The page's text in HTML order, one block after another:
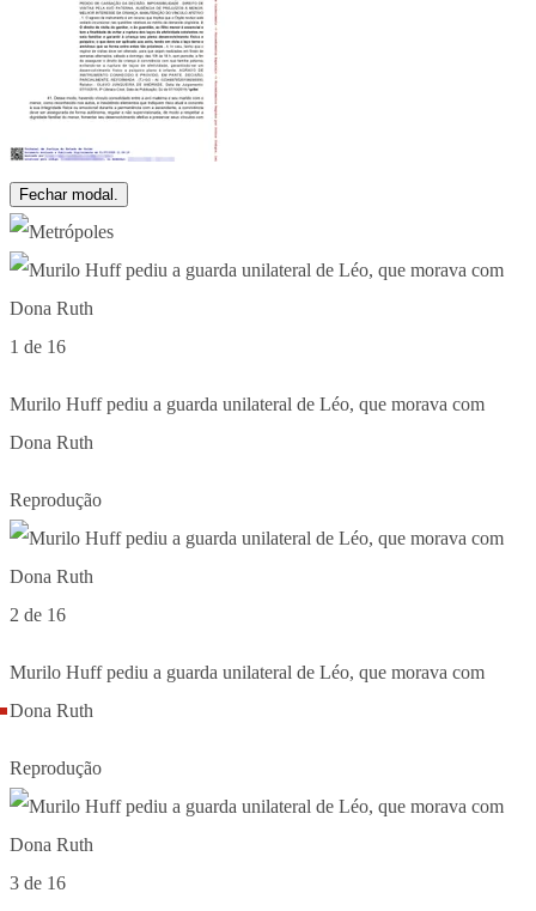
Fechar modal.
1 de 16
Murilo Huff pediu a guarda unilateral de Léo, que morava com
Dona Ruth
Reprodução
2 de 16
Murilo Huff pediu a guarda unilateral de Léo, que morava com
Dona Ruth
Reprodução
3 de 16